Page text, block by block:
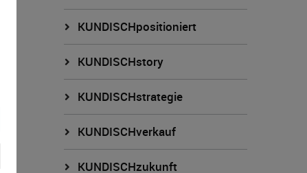
KUNDISCHpositioniert
KUNDISCHstory
KUNDISCHstrategie
KUNDISCHverkauf
KUNDISCHzukunft